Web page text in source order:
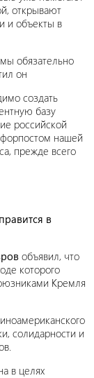
открывают
и объекты в
обязательно
он
создать
базу
российской
форпостом нашей
прежде всего
в
объявил, что
которого
Кремля
солидарности и
в целях